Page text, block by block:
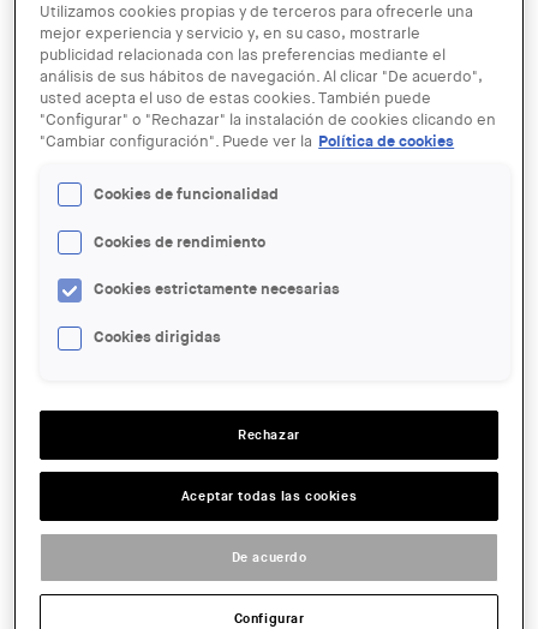
© Col·legi d'Arquitectes de Catalunya (COAC)
09 OCT
TRAVEL RETAIL: Tokyo
ENTIDAD ORGANIZADORA:
COAC
LUGAR:
19 a 21 h
Utilizamos cookies propias y de terceros para ofrecerle una
mejor experiencia y servicio y, en su caso, mostrarle
publicidad relacionada con las preferencias mediante el
análisis de sus hábitos de navegación. Al clicar "De acuerdo",
usted acepta el uso de estas cookies. También puede
"Configurar" o "Rechazar" la instalación de cookies clicando en
"Cambiar configuración". Puede ver la Política de cookies
Cookies de funcionalidad
Cookies de rendimiento
Cookies estrictamente necesarias
Cookies dirigidas
Rechazar
Aceptar todas las cookies
De acuerdo
Configurar